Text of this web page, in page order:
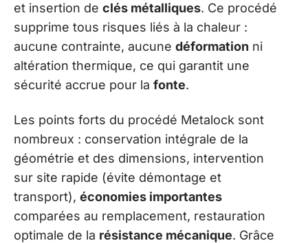
et insertion de clés métalliques. Ce procédé
supprime tous risques liés à la chaleur :
aucune contrainte, aucune déformation ni
altération thermique, ce qui garantit une
sécurité accrue pour la fonte.
Les points forts du procédé Metalock sont
nombreux : conservation intégrale de la
géométrie et des dimensions, intervention
sur site rapide (évite démontage et
transport), économies importantes
comparées au remplacement, restauration
optimale de la résistance mécanique. Grâce